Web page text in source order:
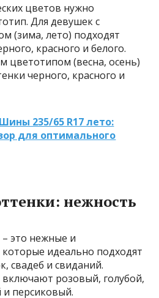
цветов нужно
Для девушек с
(зима, лето) подходят
красного и белого.
цветотипом (весна, осень)
черного, красного и
Шины 235/65 R17 лето:
для оптимального
нежность
это нежные и
идеально подходят
свадеб и свиданий.
розовый, голубой,
персиковый.